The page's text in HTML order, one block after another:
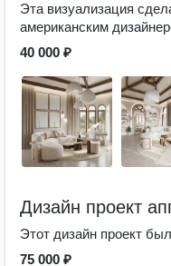
Эта визуализация
американским
40 000 ₽
Дизайн проект
Этот дизайн проект
75 000 ₽